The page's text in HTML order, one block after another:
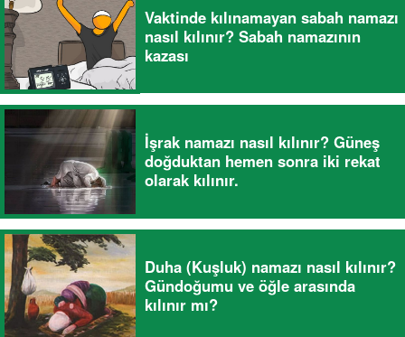
Vaktinde kılınamayan sabah namazı
nasıl kılınır? Sabah namazının
kazası
İşrak namazı nasıl kılınır? Güneş
doğduktan hemen sonra iki rekat
olarak kılınır.
Duha (Kuşluk) namazı nasıl kılınır?
Gündoğumu ve öğle arasında
kılınır mı?